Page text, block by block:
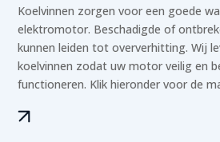
Koelvinnen zorgen voor een goede
elektromotor. Beschadigde of
kunnen leiden tot oververhitting. Wij
koelvinnen zodat uw motor veilig en
functioneren. Klik hieronder voor de